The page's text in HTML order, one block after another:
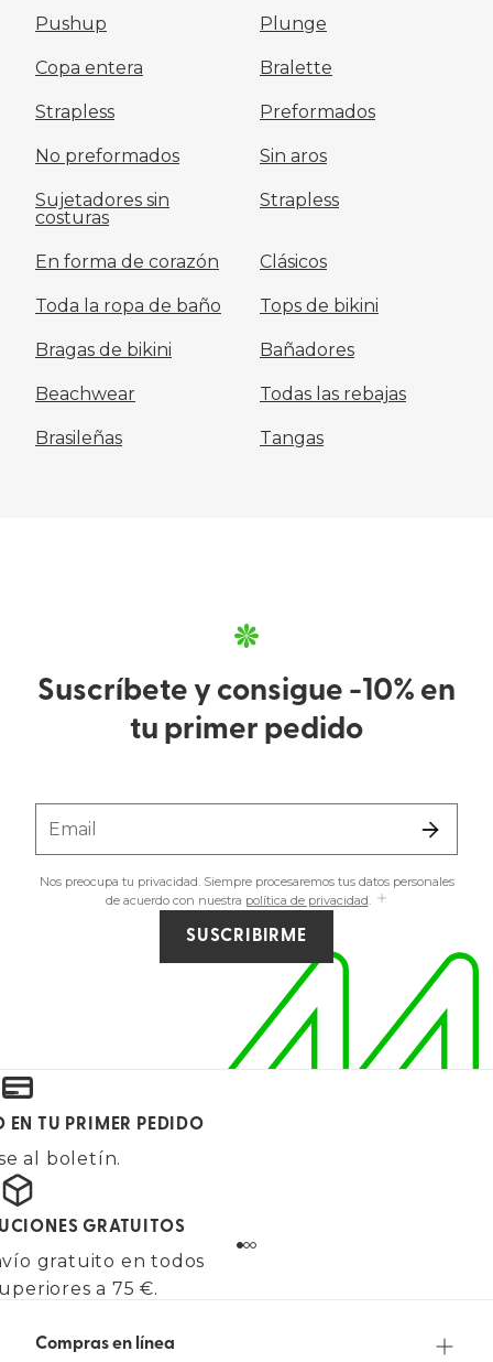
Pushup Plunge
Copa entera Bralette
Strapless Preformados
No preformados Sin aros
Sujetadores sin
costuras
Strapless
En forma de corazón Clásicos
Toda la ropa de baño Tops de bikini
Bragas de bikini Bañadores
Beachwear Todas las rebajas
Brasileñas Tangas
Suscríbete y consigue -10% en
tu primer pedido
Email
Nos preocupa tu privacidad. Siempre procesaremos tus datos personales
de acuerdo con nuestra política de privacidad.
SUSCRIBIRME
EN TU PRIMER PEDIDO
al boletín.
GRATUITOS
gratuito en todos
a 75 €.
Compras en línea